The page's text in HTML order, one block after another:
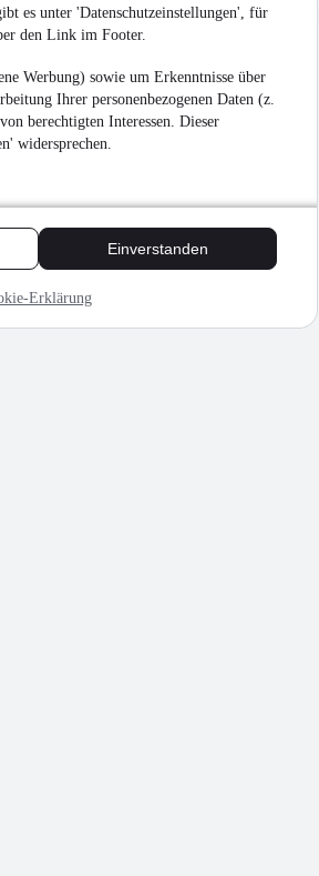
es unter 'Datenschutzeinstellungen', für
den Link im Footer.
Werbung) sowie um Erkenntnisse über
Ihrer personenbezogenen Daten (z.
berechtigten Interessen. Dieser
widersprechen.
Einverstanden
Erklärung